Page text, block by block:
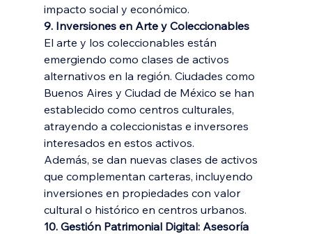
impacto social y económico.
9. Inversiones en Arte y Coleccionables
El arte y los coleccionables están
emergiendo como clases de activos
alternativos en la región. Ciudades como
Buenos Aires y Ciudad de México se han
establecido como centros culturales,
atrayendo a coleccionistas e inversores
interesados en estos activos.
Además, se dan nuevas clases de activos
que complementan carteras, incluyendo
inversiones en propiedades con valor
cultural o histórico en centros urbanos.
10. Gestión Patrimonial Digital: Asesoría